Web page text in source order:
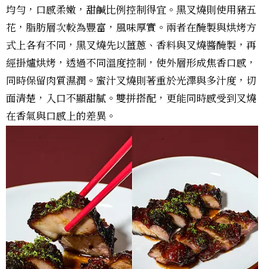
均勻，口感柔嫩，甜鹹比例控制得宜。黑叉燒則使用豬五
花，脂肪層次較為豐富，風味厚實。兩者在醃製與烘烤方
式上各有不同，黑叉燒先以薑蔥、香料與叉燒醬醃製，再
經掛爐烘烤，透過不同溫度控制，使外層形成焦香口感，
同時保留肉質濕潤。蜜汁叉燒則著重於光澤與多汁度，切
面清楚，入口不顯甜膩。雙拼搭配，更能同時感受到叉燒
在香氣與口感上的差異。